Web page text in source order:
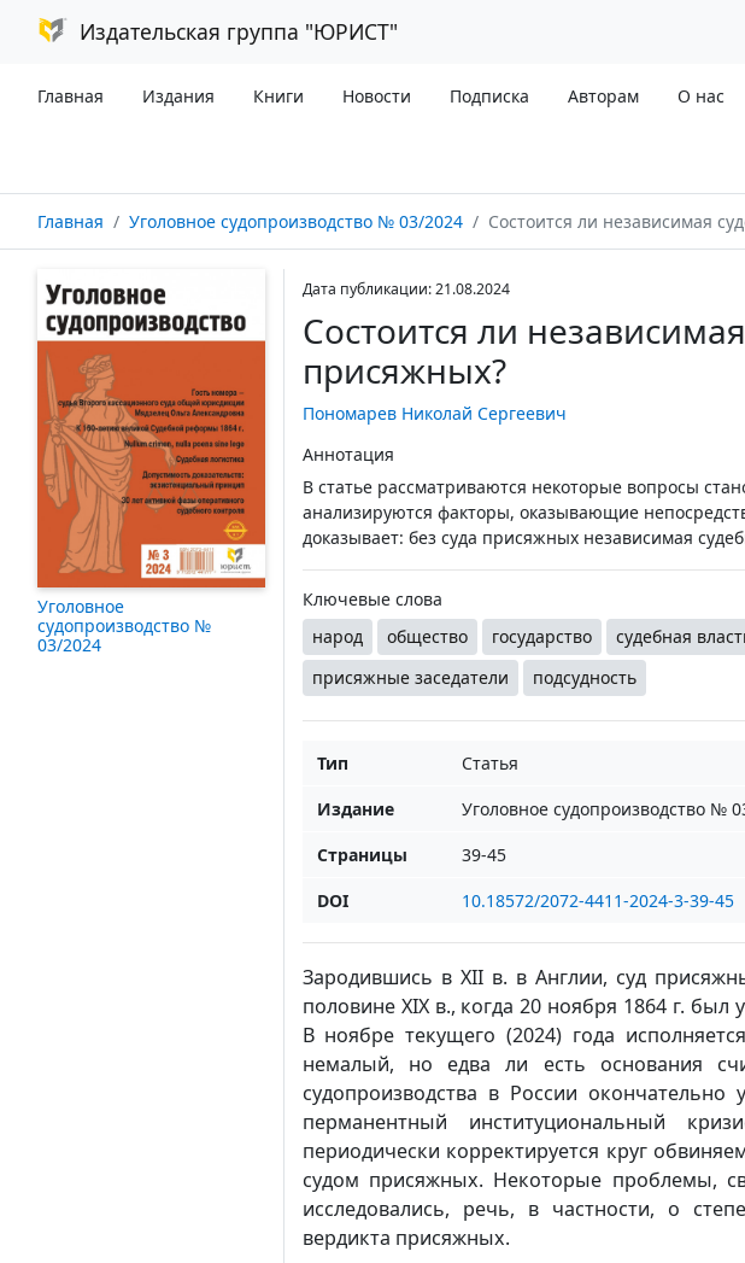
Издательская группа "ЮРИСТ"
Главная Издания Книги Новости Подписка Авторам О нас
Главная Уголовное судопроизводство № 03/2024 Состоится ли независимая
Уголовное
судопроизводство №
03/2024
Дата публикации: 21.08.2024
Состоится ли
присяжных?
Пономарев Николай Сергеевич
Аннотация
В статье рассматриваются некоторые вопросы
анализируются факторы, оказывающие
доказывает: без суда присяжных независимая
Ключевые слова
народ
общество государство судебная
присяжные заседатели
подсудность
Тип
Статья
Издание
Уголовное судопроизводство №
Страницы
39-45
DOI
10.18572/2072-4411-2024-3-39-45
Зародившись в XII в. в Англии, суд
половине XIX в., когда 20 ноября 1864 г. был
В ноябре текущего (2024) года
немалый, но едва ли есть основания
судопроизводства в России
перманентный институциональный
периодически корректируется круг
судом присяжных. Некоторые проблемы,
исследовались, речь, в частности, о
вердикта присяжных.